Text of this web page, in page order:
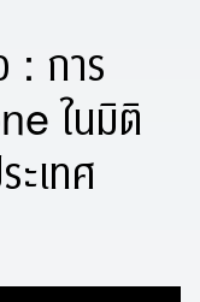
: การ
ในมิติ
ะเทศ